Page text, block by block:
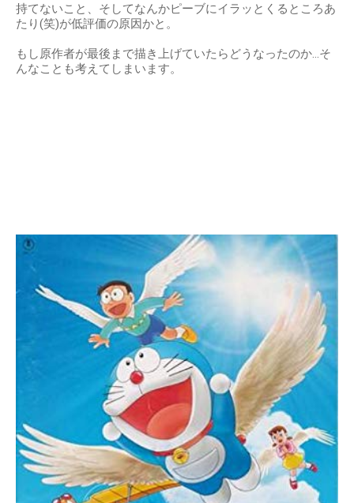
持てないこと、そしてなんかピーブにイラッとくるところあ
たり(笑)が低評価の原因かと。
もし原作者が最後まで描き上げていたらどうなったのか…そ
んなことも考えてしまいます。